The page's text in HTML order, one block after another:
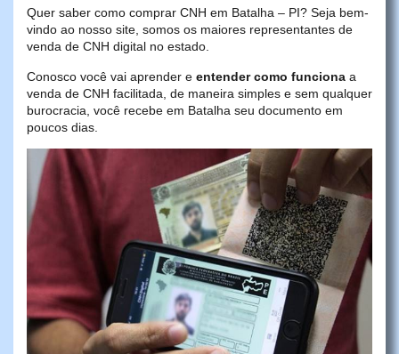
Quer saber como comprar CNH em Batalha – PI? Seja bem-
vindo ao nosso site, somos os maiores representantes de
venda de CNH digital no estado.
Conosco você vai aprender e entender como funciona a
venda de CNH facilitada, de maneira simples e sem qualquer
burocracia, você recebe em Batalha seu documento em
poucos dias.